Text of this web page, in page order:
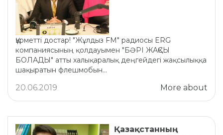
Құрметті достар! "Жұлдыз FM" радиосы ERG
компаниясының қолдауымен "БӘРІ ЖАҚСЫ
БОЛАДЫ" атты xалықаралық деңгейдегі жақсылыққа
шақыратын флешмобын...
More about
20.06.2019
Қазақстанның